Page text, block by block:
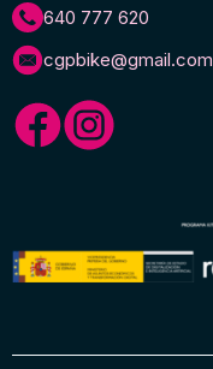
640 777 620
cgpbike@gmail.com